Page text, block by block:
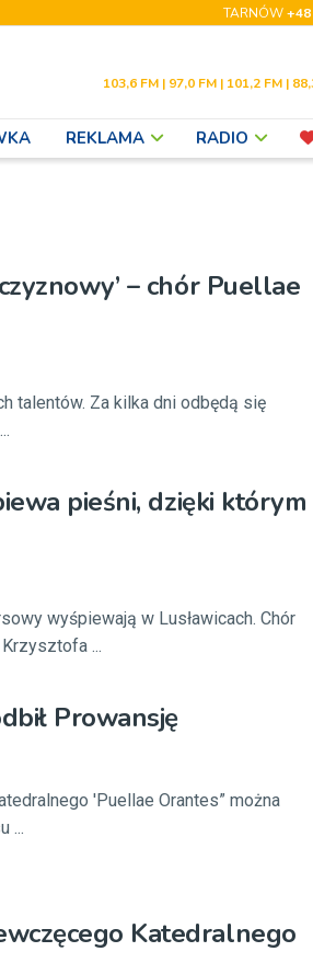
TARNÓW+48
103,6 FM | 97,0 FM | 101,2 FM |
REKLAMA RADIO
– chór Puellae
talentów. Za kilka dni odbędą się
pieśni, dzięki którym
wyśpiewają w Lusławicach. Chór
...
Prowansję
'Puellae Orantes” można
...
Katedralnego